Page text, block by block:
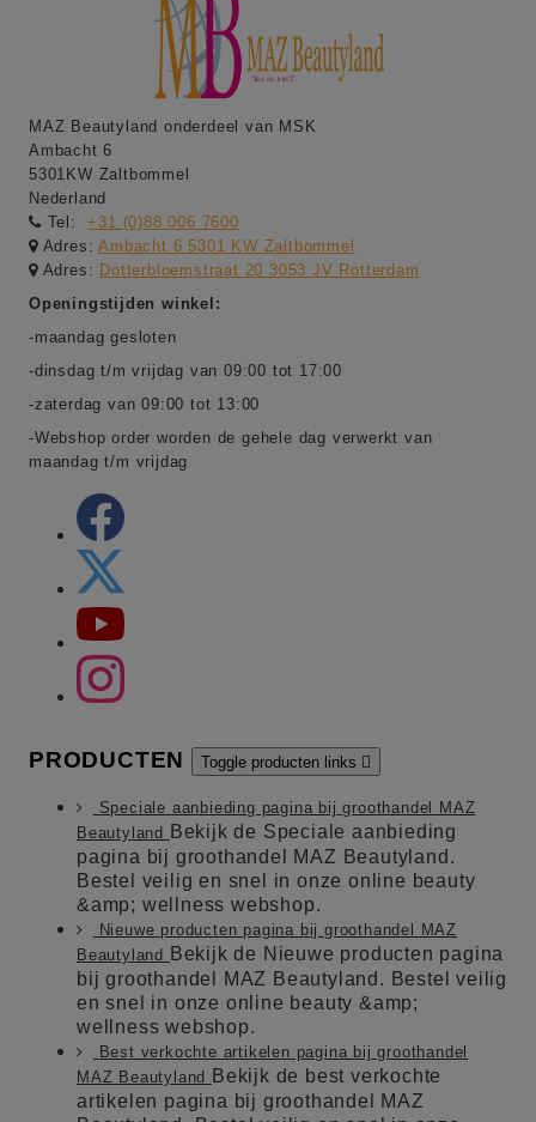
MAZ Beautyland onderdeel van MSK
Ambacht 6
5301KW Zaltbommel
Nederland
Tel:
+31 (0)88 006 7600
Adres:Ambacht 6 5301 KW Zaltbommel
Adres: Dotterbloemstraat 20 3053 JV Rotterdam
Openingstijden winkel:
-maandag gesloten
-dinsdag t/m vrijdag van 09:00 tot 17:00
-zaterdag van 09:00 tot 13:00
-Webshop order worden de gehele dag verwerkt van
maandag t/m vrijdag
PRODUCTEN Toggle producten links 
Speciale aanbieding pagina bij groothandel MAZ
Beautyland
Bekijk de Speciale aanbieding
pagina bij groothandel MAZ Beautyland.
Bestel veilig en snel in onze online beauty
&amp; wellness webshop.
Nieuwe producten pagina bij groothandel MAZ
Beautyland
Bekijk de Nieuwe producten pagina
bij groothandel MAZ Beautyland. Bestel veilig
en snel in onze online beauty &amp;
wellness webshop.
Best verkochte artikelen pagina bij groothandel
MAZ Beautyland
Bekijk de best verkochte
artikelen pagina bij groothandel MAZ